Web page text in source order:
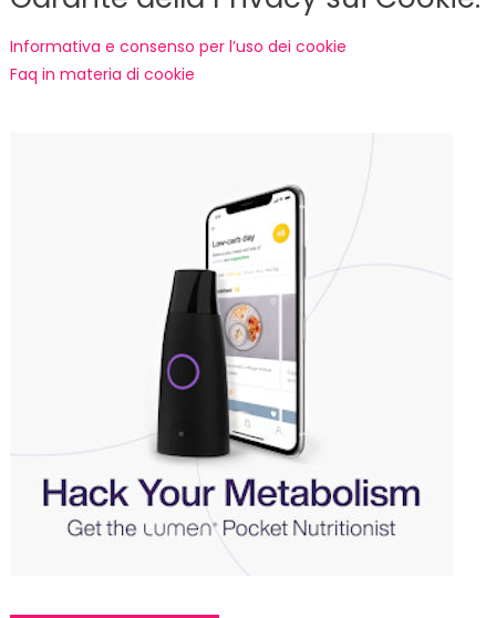
Informativa e consenso per l’uso dei cookie
Faq in materia di cookie